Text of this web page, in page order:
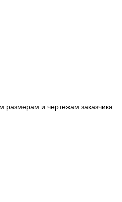
размерам и чертежам заказчика.